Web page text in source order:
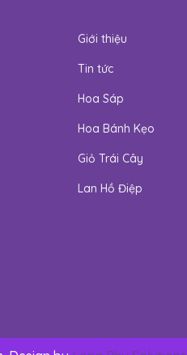
Giới thiệu
Tin tức
Hoa Sáp
Hoa Bánh Kẹo
Giỏ Trái Cây
Lan Hồ Điệp